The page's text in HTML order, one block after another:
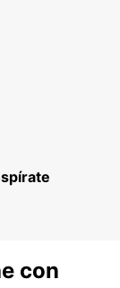
con